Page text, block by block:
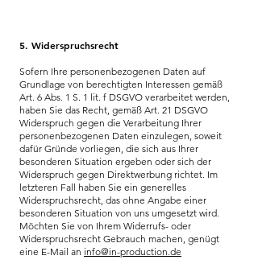
5. Widerspruchsrecht
Sofern Ihre personenbezogenen Daten auf
Grundlage von berechtigten Interessen gemäß
Art. 6 Abs. 1 S. 1 lit. f DSGVO verarbeitet werden,
haben Sie das Recht, gemäß Art. 21 DSGVO
Widerspruch gegen die Verarbeitung Ihrer
personenbezogenen Daten einzulegen, soweit
dafür Gründe vorliegen, die sich aus Ihrer
besonderen Situation ergeben oder sich der
Widerspruch gegen Direktwerbung richtet. Im
letzteren Fall haben Sie ein generelles
Widerspruchsrecht, das ohne Angabe einer
besonderen Situation von uns umgesetzt wird.
Möchten Sie von Ihrem Widerrufs- oder
Widerspruchsrecht Gebrauch machen, genügt
eine E-Mail an info@in-production.de